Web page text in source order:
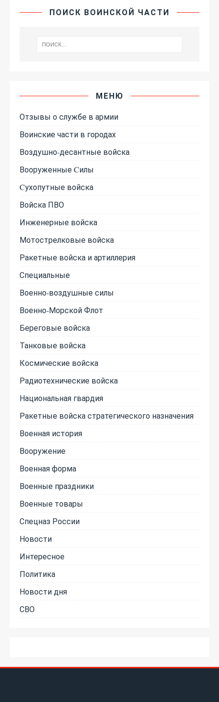
ПОИСК ВОИНСКОЙ ЧАСТИ
МЕНЮ
Отзывы о службе в армии
Воинские части в городах
Воздушно-десантные войска
Вооруженные Cилы
Cухопутные войска
Войска ПВО
Инженерные войска
Мотострелковые войска
Ракетные войска и артиллерия
Специальные
Военно-воздушные силы
Военно-Морской Флот
Береговые войска
Танковые войска
Космические войска
Радиотехнические войска
Национальная гвардия
Ракетные войска стратегического назначения
Военная история
Вооружение
Военная форма
Военные праздники
Военные товары
Спецназ России
Новости
Интересное
Политика
Новости дня
СВО